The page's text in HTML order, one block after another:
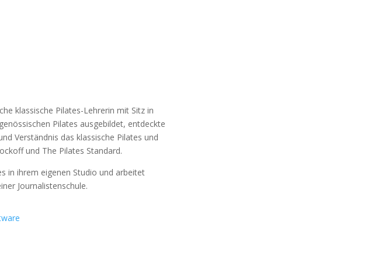
klassische Pilates-Lehrerin mit Sitz in
Pilates ausgebildet, entdeckte
Verständnis das klassische Pilates und
und The Pilates Standard.
in ihrem eigenen Studio und arbeitet
Journalistenschule.